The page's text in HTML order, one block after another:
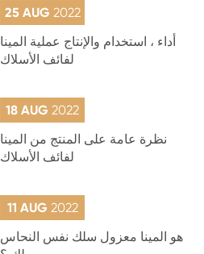
25 AUG 2022
أداء ، استخدام والإنتاج عملية المينا
لفائف الأسلاك
18 AUG 2022
نظرة عامة على المنتج من المينا
لفائف الأسلاك
11 AUG 2022
هو المينا معزول سلك نفس النحاس